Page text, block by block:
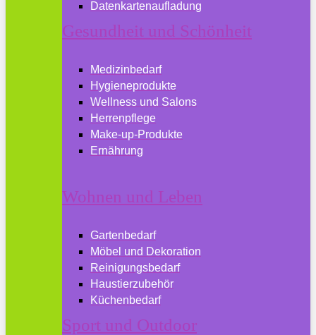
Datenkartenaufladung
Gesundheit und Schönheit
Medizinbedarf
Hygieneprodukte
Wellness und Salons
Herrenpflege
Make-up-Produkte
Ernährung
Wohnen und Leben
Gartenbedarf
Möbel und Dekoration
Reinigungsbedarf
Haustierzubehör
Küchenbedarf
Sport und Outdoor